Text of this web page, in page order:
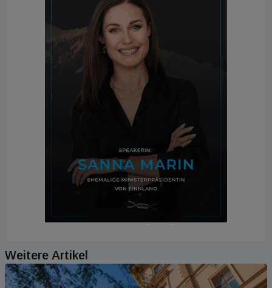
Weitere Artikel